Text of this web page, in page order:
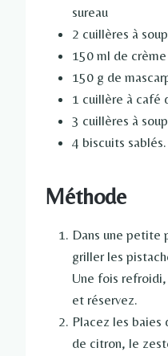
sureau
2 cuillères à
150 ml de
150 g de
1 cuillère à café
3 cuillères à
4 biscuits sablés.
Méthode
Dans une petite
griller les
Une fois
et réservez.
Placez les baies
de citron, le